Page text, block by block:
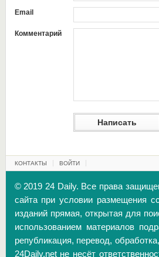
Email
Комментарий
КОНТАКТЫ ВОЙТИ
© 2019 24 Daily. Все права
сайта при условии размещения
изданий прямая, открытая для
использованием материалов
републикация, перевод,
24Daily.net не несёт